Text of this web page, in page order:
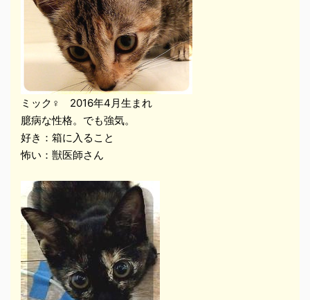
ミック♀ 2016年4月生まれ
臆病な性格。でも強気。
好き：箱に入ること
怖い：獣医師さん